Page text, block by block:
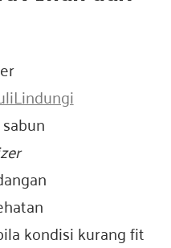
kondisi kurang fit